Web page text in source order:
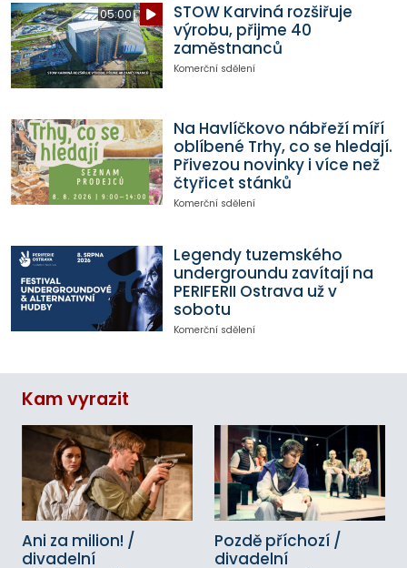
05:00
STOW Karviná rozšiřuje
výrobu, přijme 40
zaměstnanců
Komerční sdělení
Na Havlíčkovo nábřeží míří
oblíbené Trhy, co se hledají.
Přivezou novinky i více než
čtyřicet stánků
Komerční sdělení
Legendy tuzemského
undergroundu zavítají na
PERIFERII Ostrava už v
sobotu
Komerční sdělení
Kam vyrazit
Ani za milion! /
divadelní
Pozdě příchozí /
divadelní